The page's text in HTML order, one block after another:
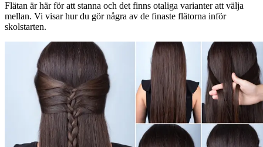
Flätan är här för att stanna och det finns otaliga varianter att välja
mellan. Vi visar hur du gör några av de finaste flätorna inför
skolstarten.